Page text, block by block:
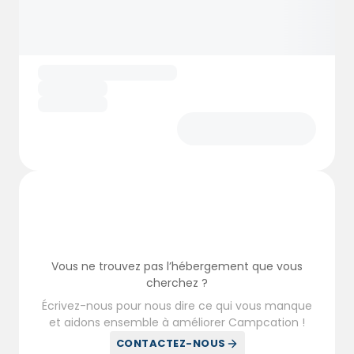
Vous ne trouvez pas l’hébergement que vous
cherchez ?
Écrivez-nous pour nous dire ce qui vous manque
et aidons ensemble à améliorer Campcation !
CONTACTEZ-NOUS